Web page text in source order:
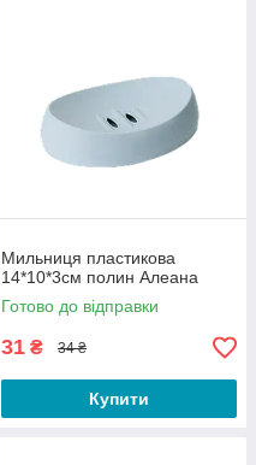
Мильниця пластикова
14*10*3см полин Алеана
Готово до відправки
31 ₴ 34 ₴
Купити